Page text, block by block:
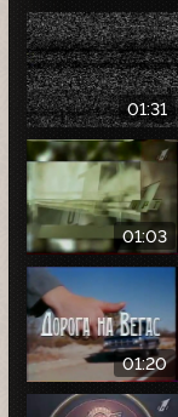
01:31
01:03
01:20